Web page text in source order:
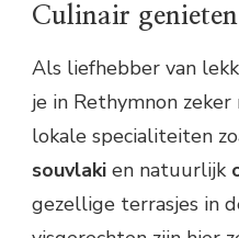
Culinair genieten
Als liefhebber van
je in Rethymnon
lokale specialiteiten
souvlaki en natuurlijk
gezellige terrasjes in